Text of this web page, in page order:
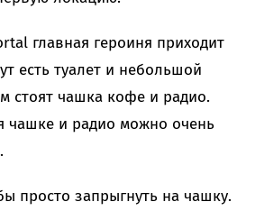
главная героиня приходит
есть туалет и небольшой
стоят чашка кофе и радио.
чашке и радио можно очень
просто запрыгнуть на чашку.